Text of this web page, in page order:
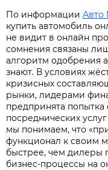
По информации Авто
купить автомобиль
не видит в онлайн
сомнения связаны
алгоритм одобрения
знают. В условиях
кризисных
рынки, лидерами
предпринята попытка
посреднических
мы понимаем, что
функционал к своим
быстрее, чем дилеры
бизнес-процессы на